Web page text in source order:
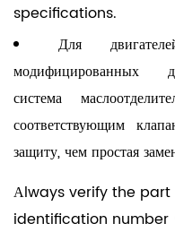
specifications.
Для
модифицированных
система
соответствующим
защиту, чем простая
Аlways verify the
identification